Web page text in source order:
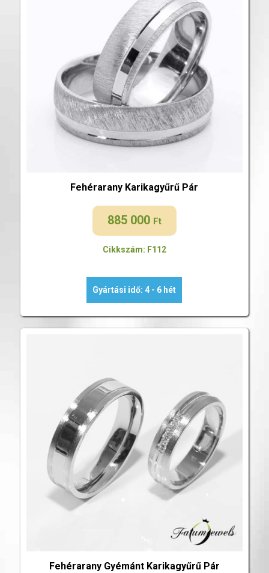
Fehérarany Karikagyűrű Pár
885 000 Ft
Cikkszám: F112
Gyártási idő: 4 - 6 hét
Fehérarany Gyémánt Karikagyűrű Pár